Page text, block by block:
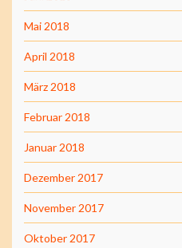
Mai 2018
April 2018
März 2018
Februar 2018
Januar 2018
Dezember 2017
November 2017
Oktober 2017